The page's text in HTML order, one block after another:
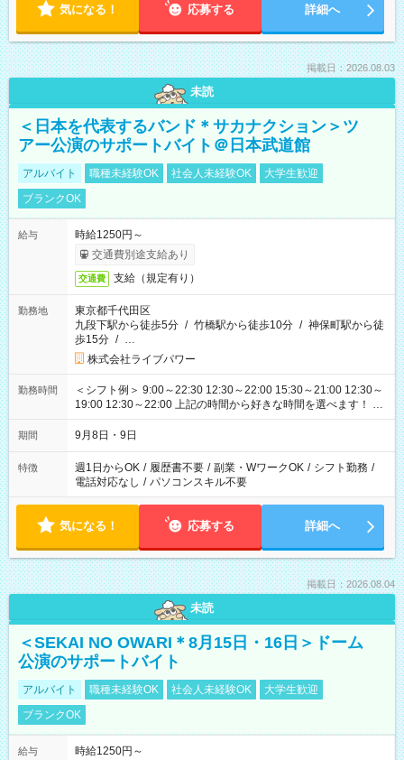
気になる！ 応募する 詳細へ
掲載日：2026.08.03
未読
＜日本を代表するバンド＊サカナクション＞ツ
アー公演のサポートバイト＠日本武道館
アルバイト 職種未経験OK 社会人未経験OK
大学生歓迎
ブランクOK
給与
時給1250円～
交通費別途支給あり
交通費 支給（規定有り）
勤務地
東京都千代田区
九段下駅から徒歩5分 / 竹橋駅から徒歩10分 / 神保町駅から徒
歩15分 / …
株式会社ライブパワー
勤務時間
＜シフト例＞ 9:00～22:30 12:30～22:00 15:30～21:00 12:30～
19:00 12:30～22:00 上記の時間から好きな時間を選べます！ ※
時間は変更となる可能性があります
期間 9月8日・9日
特徴 週1日からOK / 履歴書不要 / 副業・WワークOK / シフト勤務 /
電話対応なし / パソコンスキル不要
気になる！ 応募する 詳細へ
掲載日：2026.08.04
未読
＜SEKAI NO OWARI＊8月15日・16日＞ドーム
公演のサポートバイト
アルバイト 職種未経験OK 社会人未経験OK
大学生歓迎
ブランクOK
給与 時給1250円～